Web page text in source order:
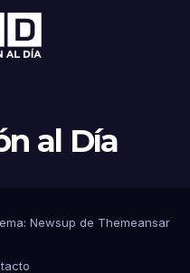
al Día
Newsup de Themeansar